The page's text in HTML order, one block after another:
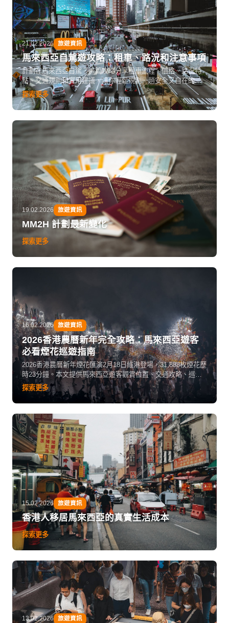
21.02.2026 旅遊資訊
馬來西亞自駕遊攻略：租車、路況和注意事項
計劃在馬來西亞自駕？這篇攻略分享租車流程、價格、路況特
點、交通規則和實用建議，讓你輕鬆規劃一趟安全又自在的馬
來西亞公路之旅。
探索更多
19.02.2026 旅遊資訊
MM2H 計劃最新變化
探索更多
16.02.2026 旅遊資訊
2026香港農曆新年完全攻略：馬來西亞遊客
必看煙花巡遊指南
2026香港農曆新年煙花匯演2月18日維港登場，31,888枚煙花歷
時23分鐘。本文提供馬來西亞遊客觀賞位置、交通攻略、巡遊
路線、年宵花市及迪士尼春節活動實用資訊，助你玩轉香港新
探索更多
15.02.2026 旅遊資訊
香港人移居馬來西亞的真實生活成本
探索更多
13.02.2026 旅遊資訊